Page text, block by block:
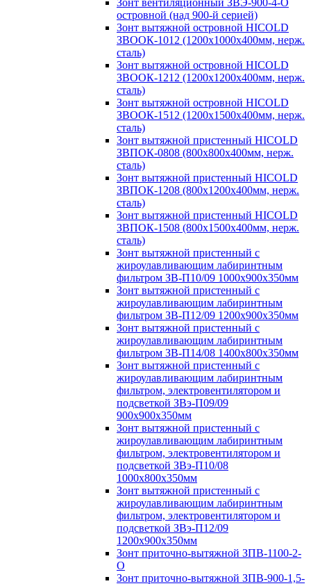
Зонт вентиляционный ЗВЭ-900-4-О
островной (над 900-й серией)
Зонт вытяжной островной HICOLD
ЗВООК-1012 (1200х1000х400мм, нерж.
сталь)
Зонт вытяжной островной HICOLD
ЗВООК-1212 (1200x1200x400мм, нерж.
сталь)
Зонт вытяжной островной HICOLD
ЗВООК-1512 (1200х1500х400мм, нерж.
сталь)
Зонт вытяжной пристенный HICOLD
ЗВПОК-0808 (800х800х400мм, нерж.
сталь)
Зонт вытяжной пристенный HICOLD
ЗВПОК-1208 (800х1200х400мм, нерж.
сталь)
Зонт вытяжной пристенный HICOLD
ЗВПОК-1508 (800х1500х400мм, нерж.
сталь)
Зонт вытяжной пристенный с
жироулавливающим лабиринтным
фильтром ЗВ-П10/09 1000х900х350мм
Зонт вытяжной пристенный с
жироулавливающим лабиринтным
фильтром ЗВ-П12/09 1200х900х350мм
Зонт вытяжной пристенный с
жироулавливающим лабиринтным
фильтром ЗВ-П14/08 1400х800х350мм
Зонт вытяжной пристенный с
жироулавливающим лабиринтным
фильтром, электровентилятором и
подсветкой ЗВэ-П09/09
900х900х350мм
Зонт вытяжной пристенный с
жироулавливающим лабиринтным
фильтром, электровентилятором и
подсветкой ЗВэ-П10/08
1000х800х350мм
Зонт вытяжной пристенный с
жироулавливающим лабиринтным
фильтром, электровентилятором и
подсветкой ЗВэ-П12/09
1200х900х350мм
Зонт приточно-вытяжной ЗПВ-1100-2-
О
Зонт приточно-вытяжной ЗПВ-900-1,5-